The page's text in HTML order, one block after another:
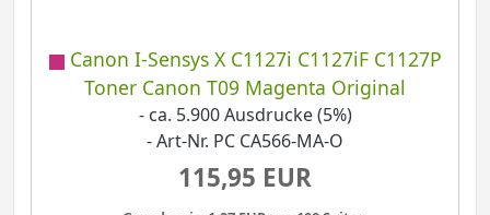
Canon I-Sensys X C1127i C1127iF C1127P
Toner Canon T09 Magenta Original
- ca. 5.900 Ausdrucke (5%)
- Art-Nr. PC CA566-MA-O
115,95 EUR